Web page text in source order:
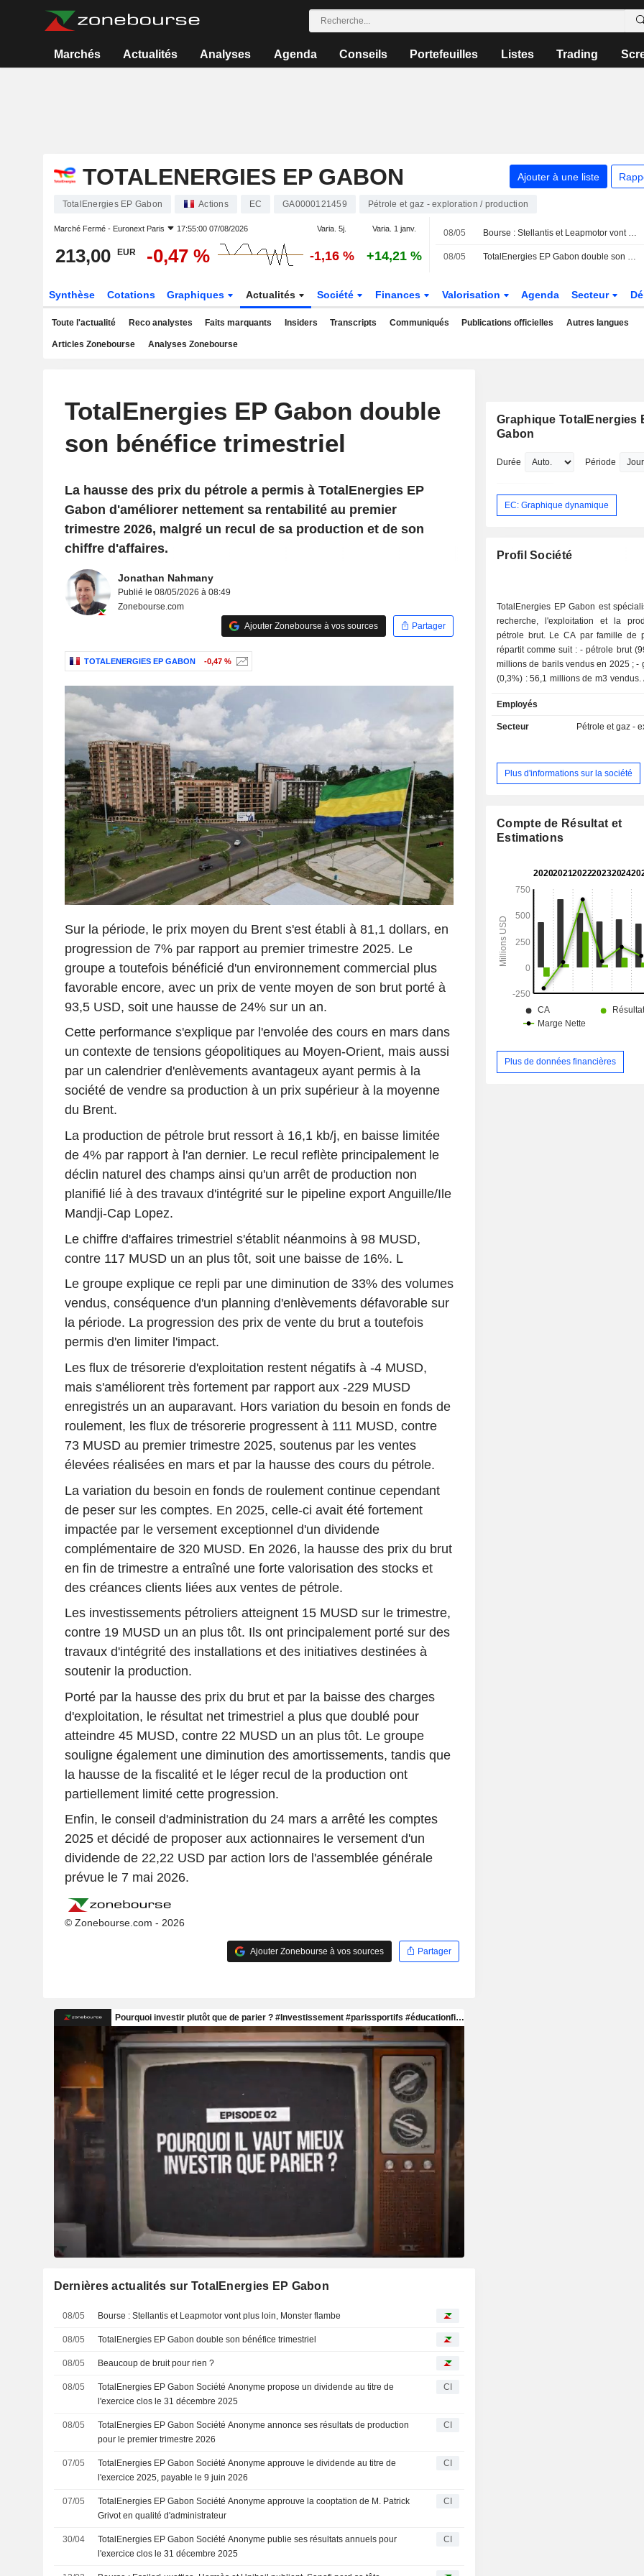
Marchés Actualités Analyses Agenda Conseils Portefeuilles Listes Trading
TOTALENERGIES EP GABON Ajouter à une liste
TotalEnergies EP Gabon Actions EC GA0000121459 Pétrole et gaz - exploration / production
Marché Fermé - Euronext Paris 17:55:00 07/08/2026 Varia. 5j. Varia. 1 janv.
213,00 EUR -0,47 % -1,16 % +14,21 %
08/05 Bourse : Stellantis et Leapmotor vont plus loin, Monster flambe
08/05 TotalEnergies EP Gabon double son bénéfice trimestriel
Synthèse Cotations Graphiques Actualités Société Finances Valorisation Agenda Secteur
Toute l'actualité Reco analystes Faits marquants Insiders Transcripts Communiqués Publications officielles Autres langues
Articles Zonebourse Analyses Zonebourse
TotalEnergies EP Gabon double
son bénéfice trimestriel
La hausse des prix du pétrole a permis à TotalEnergies EP
Gabon d'améliorer nettement sa rentabilité au premier
trimestre 2026, malgré un recul de sa production et de son
chiffre d'affaires.
Jonathan Nahmany
Publié le 08/05/2026 à 08:49
Zonebourse.com
Ajouter Zonebourse à vos sources
Partager
TOTALENERGIES EP GABON -0,47 %
Sur la période, le prix moyen du Brent s'est établi à 81,1 dollars, en
progression de 7% par rapport au premier trimestre 2025. Le
groupe a toutefois bénéficié d'un environnement commercial plus
favorable encore, avec un prix de vente moyen de son brut porté à
93,5 USD, soit une hausse de 24% sur un an.
Cette performance s'explique par l'envolée des cours en mars dans
un contexte de tensions géopolitiques au Moyen-Orient, mais aussi
par un calendrier d'enlèvements avantageux ayant permis à la
société de vendre sa production à un prix supérieur à la moyenne
du Brent.
La production de pétrole brut ressort à 16,1 kb/j, en baisse limitée
de 4% par rapport à l'an dernier. Le recul reflète principalement le
déclin naturel des champs ainsi qu'un arrêt de production non
planifié lié à des travaux d'intégrité sur le pipeline export Anguille/Ile
Mandji-Cap Lopez.
Le chiffre d'affaires trimestriel s'établit néanmoins à 98 MUSD,
contre 117 MUSD un an plus tôt, soit une baisse de 16%. L
Le groupe explique ce repli par une diminution de 33% des volumes
vendus, conséquence d'un planning d'enlèvements défavorable sur
la période. La progression des prix de vente du brut a toutefois
permis d'en limiter l'impact.
Les flux de trésorerie d'exploitation restent négatifs à -4 MUSD,
mais s'améliorent très fortement par rapport aux -229 MUSD
enregistrés un an auparavant. Hors variation du besoin en fonds de
roulement, les flux de trésorerie progressent à 111 MUSD, contre
73 MUSD au premier trimestre 2025, soutenus par les ventes
élevées réalisées en mars et par la hausse des cours du pétrole.
La variation du besoin en fonds de roulement continue cependant
de peser sur les comptes. En 2025, celle-ci avait été fortement
impactée par le versement exceptionnel d'un dividende
complémentaire de 320 MUSD. En 2026, la hausse des prix du brut
en fin de trimestre a entraîné une forte valorisation des stocks et
des créances clients liées aux ventes de pétrole.
Les investissements pétroliers atteignent 15 MUSD sur le trimestre,
contre 19 MUSD un an plus tôt. Ils ont principalement porté sur des
travaux d'intégrité des installations et des initiatives destinées à
soutenir la production.
Porté par la hausse des prix du brut et par la baisse des charges
d'exploitation, le résultat net trimestriel a plus que doublé pour
atteindre 45 MUSD, contre 22 MUSD un an plus tôt. Le groupe
souligne également une diminution des amortissements, tandis que
la hausse de la fiscalité et le léger recul de la production ont
partiellement limité cette progression.
Enfin, le conseil d'administration du 24 mars a arrêté les comptes
2025 et décidé de proposer aux actionnaires le versement d'un
dividende de 22,22 USD par action lors de l'assemblée générale
prévue le 7 mai 2026.
© Zonebourse.com - 2026
Ajouter Zonebourse à vos sources Partager
Dernières actualités sur TotalEnergies EP Gabon
08/05 Bourse : Stellantis et Leapmotor vont plus loin, Monster flambe
08/05 TotalEnergies EP Gabon double son bénéfice trimestriel
08/05 Beaucoup de bruit pour rien ?
08/05
TotalEnergies EP Gabon Société Anonyme propose un dividende au titre de
l'exercice clos le 31 décembre 2025
CI
08/05
TotalEnergies EP Gabon Société Anonyme annonce ses résultats de production
pour le premier trimestre 2026
CI
07/05
TotalEnergies EP Gabon Société Anonyme approuve le dividende au titre de
l'exercice 2025, payable le 9 juin 2026
CI
07/05
TotalEnergies EP Gabon Société Anonyme approuve la cooptation de M. Patrick
Grivot en qualité d'administrateur
CI
30/04
TotalEnergies EP Gabon Société Anonyme publie ses résultats annuels pour
l'exercice clos le 31 décembre 2025
CI
Graphique TotalEnergies
Gabon
Durée Période
EC: Graphique dynamique
Profil Société
TotalEnergies EP Gabon est
recherche, l'exploitation et la
pétrole brut. Le CA par famille de
répartit comme suit : - pétrole brut (99,7%) : 6,1
millions de barils vendus en 2025 ; - gaz naturel
(0,3%) : 56,1 millions de m3 vendus. A fin 2025,
de 8 titres miniers d'exploitation
totale de 869 km2 (dont 573
concessions et 296 km2 sous
répartition géographique du CA est la
Afrique (12,3%) et Europe et Asie
Employés
Secteur
Pétrole et gaz -
Plus d'informations sur la société
Compte de Résultat et
Estimations
Plus de données financières